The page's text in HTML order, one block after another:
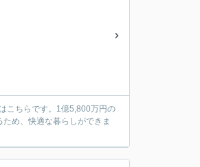
こちらです。1億5,800万円の
め、快適な暮らしができま